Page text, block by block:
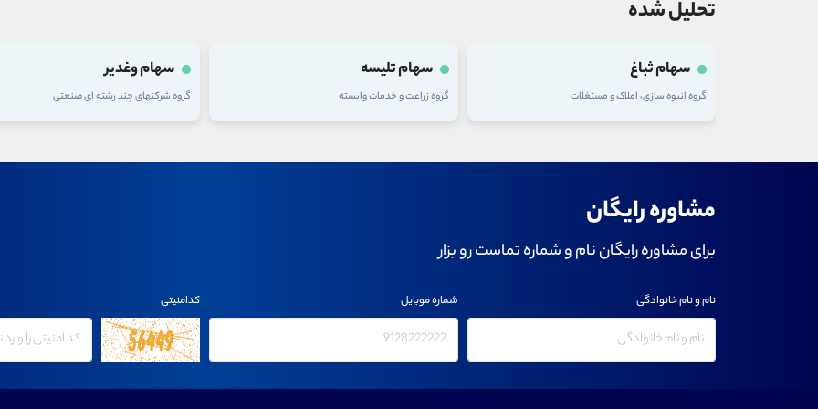
تحلیل شده
سهام ثباغ
گروه انبوه سازی، املاک و مستغلات
سهام تلیسه
گروه زراعت و خدمات وابسته
سهام وغدیر
گروه شرکتهای چند رشته ای صنعتی
مشاوره رایگان
برای مشاوره رایگان نام و شماره تماست رو بزار
نام و نام خانوادگی شماره موبایل کدامنیتی